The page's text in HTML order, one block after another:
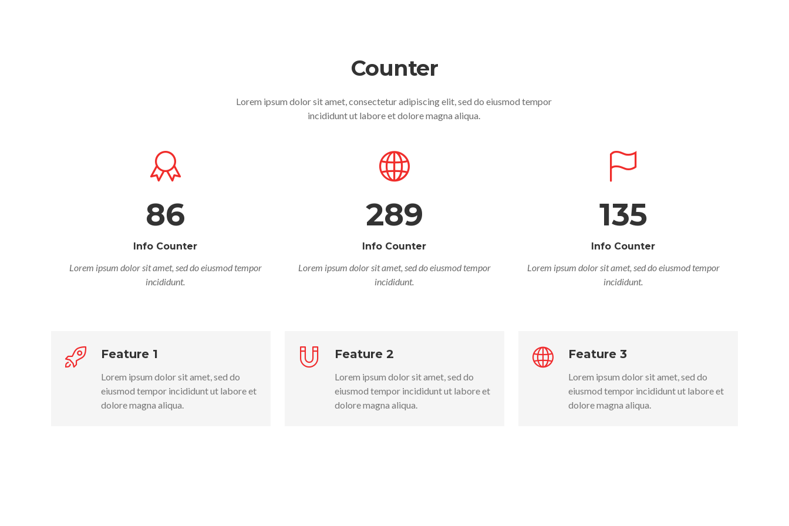
Counter
Lorem ipsum dolor sit amet, consectetur adipiscing elit, sed do eiusmod tempor
incididunt ut labore et dolore magna aliqua.
86
Info Counter
Lorem ipsum dolor sit amet, sed do eiusmod tempor
incididunt.
289
Info Counter
Lorem ipsum dolor sit amet, sed do eiusmod tempor
incididunt.
135
Info Counter
Lorem ipsum dolor sit amet, sed do eiusmod tempor
incididunt.
Feature 1
Lorem ipsum dolor sit amet, sed do
eiusmod tempor incididunt ut labore et
dolore magna aliqua.
Feature 2
Lorem ipsum dolor sit amet, sed do
eiusmod tempor incididunt ut labore et
dolore magna aliqua.
Feature 3
Lorem ipsum dolor sit amet, sed do
eiusmod tempor incididunt ut labore et
dolore magna aliqua.